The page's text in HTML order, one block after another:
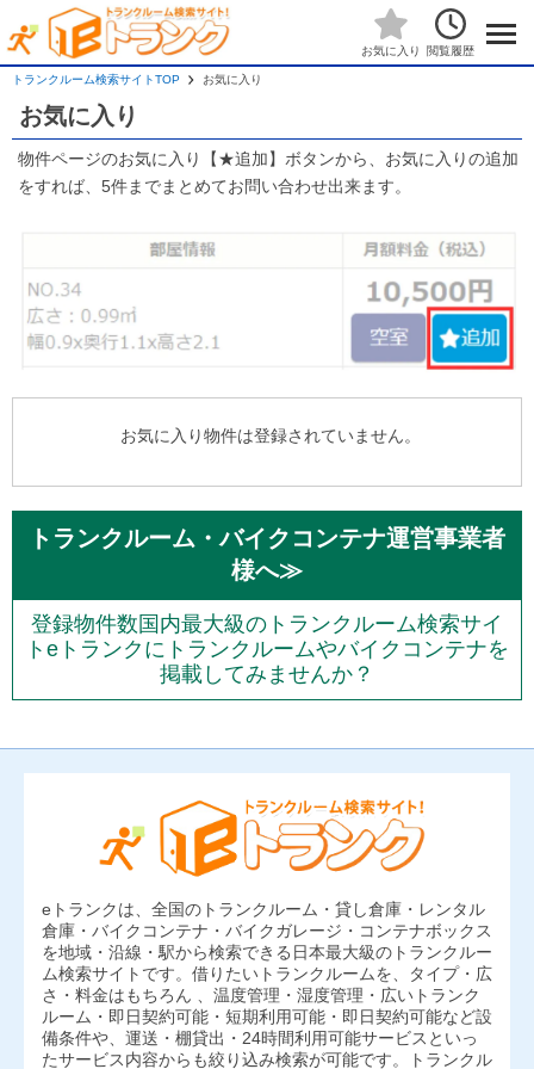
お気に入り 閲覧履歴
トランクルーム検索サイトTOP お気に入り
お気に入り
物件ページのお気に入り【★追加】ボタンから、お気に入りの追加
をすれば、5件までまとめてお問い合わせ出来ます。
お気に入り物件は登録されていません。
トランクルーム・バイクコンテナ運営事業者
様へ≫
登録物件数国内最大級のトランクルーム検索サイ
トeトランクにトランクルームやバイクコンテナを
掲載してみませんか？
eトランクは、全国のトランクルーム・貸し倉庫・レンタル
倉庫・バイクコンテナ・バイクガレージ・コンテナボックス
を地域・沿線・駅から検索できる日本最大級のトランクルー
ム検索サイトです。借りたいトランクルームを、タイプ・広
さ・料金はもちろん 、温度管理・湿度管理・広いトランク
ルーム・即日契約可能・短期利用可能・即日契約可能など設
備条件や、運送・棚貸出・24時間利用可能サービスといっ
たサービス内容からも絞り込み検索が可能です。トランクル